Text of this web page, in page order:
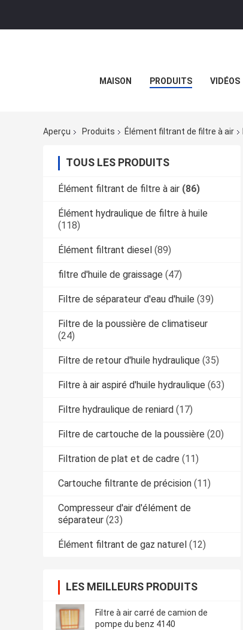
MAISON PRODUITS VIDÉOS
Aperçu Produits Élément filtrant de filtre à air
TOUS LES PRODUITS
Élément filtrant de filtre à air (86)
Élément hydraulique de filtre à huile
(118)
Élément filtrant diesel (89)
filtre d'huile de graissage (47)
Filtre de séparateur d'eau d'huile (39)
Filtre de la poussière de climatiseur
(24)
Filtre de retour d'huile hydraulique (35)
Filtre à air aspiré d'huile hydraulique (63)
Filtre hydraulique de reniard (17)
Filtre de cartouche de la poussière (20)
Filtration de plat et de cadre (11)
Cartouche filtrante de précision (11)
Compresseur d'air d'élément de
séparateur (23)
Élément filtrant de gaz naturel (12)
LES MEILLEURS PRODUITS
Filtre à air carré de camion de
pompe du benz 4140